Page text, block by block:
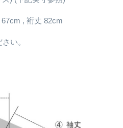
, 裄丈 82cm
い。